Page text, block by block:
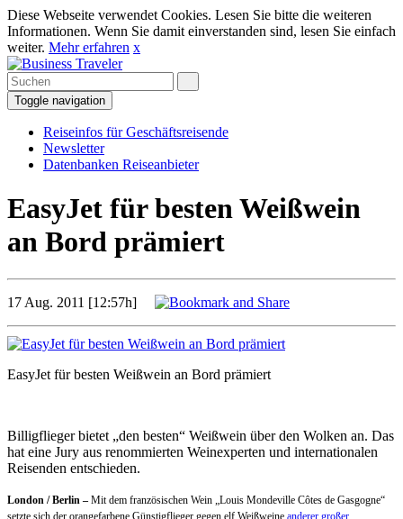
Diese Webseite verwendet Cookies. Lesen Sie bitte die weiteren
Informationen. Wenn Sie damit einverstanden sind, lesen Sie einfach
weiter. Mehr erfahren x
Toggle navigation
Reiseinfos für Geschäftsreisende
Newsletter
Datenbanken Reiseanbieter
EasyJet für besten Weißwein
an Bord prämiert
17 Aug. 2011 [12:57h]
EasyJet für besten Weißwein an Bord prämiert
Billigflieger bietet „den besten“ Weißwein über den Wolken an. Das
hat eine Jury aus renommierten Weinexperten und internationalen
Reisenden entschieden.
London / Berlin – Mit dem französischen Wein „Louis Mondeville Côtes de Gasgogne“
setzte sich der orangefarbene Günstigflieger gegen elf Weißweine anderer großer